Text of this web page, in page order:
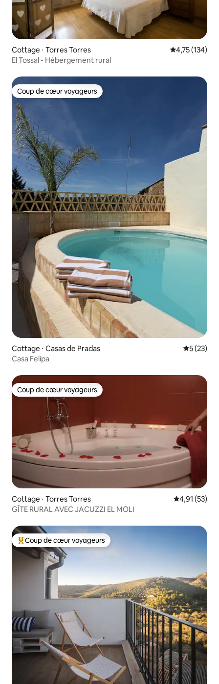
Cottage ⋅ Torres Torres Évaluation
4,75 (134)
El Tossal - Hébergement rural
Coup de cœur voyageurs
Coup de cœur voyageurs
Cottage ⋅ Casas de Pradas
5 (23)
Casa Felipa
Coup de cœur voyageurs
Coup de cœur voyageurs
Cottage ⋅ Torres Torres Évaluation
4,91 (53)
GÎTE RURAL AVEC JACUZZI EL MOLI
Coups de cœur voyageurs les plus appréciés
Coup de cœur voyageurs